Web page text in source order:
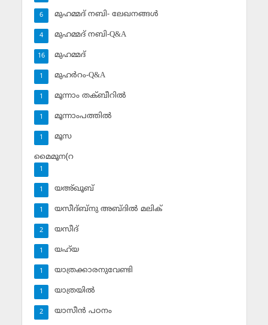
മുഹമ്മദ് നബി- ലേഖനങ്ങള്‍
6
മുഹമ്മദ് നബി-Q&A
4
മുഹമ്മദ്‌
16
മുഹര്‍റം-Q&A
1
മൂന്നാം തക്ബീറില്‍
1
മൂന്നാംപത്തില്‍
1
മൂസ
1
മൈമൂന(റ
1
യഅ്ഖൂബ്‌
1
യസീദ്ബ്‌നു അബ്ദില്‍ മലിക്‌
1
യസീദ്‌
2
യഹ്‌യ
1
യാത്രക്കാരനുവേണ്ടി
1
യാത്രയില്‍
1
യാസീന്‍ പഠനം
2